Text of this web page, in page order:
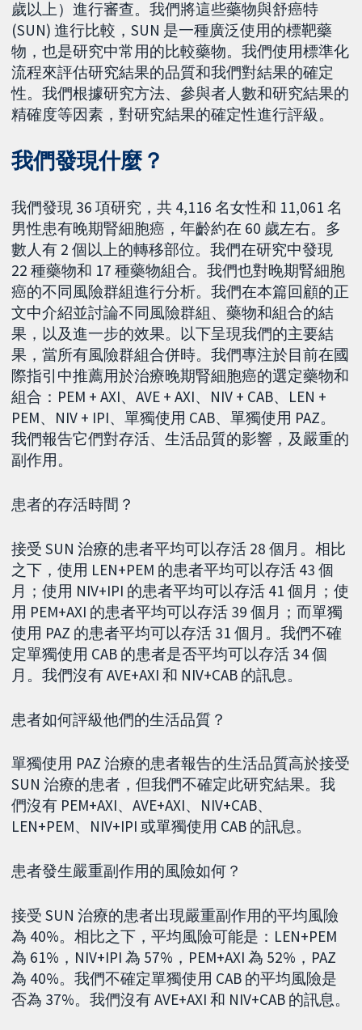
歲以上）進行審查。我們將這些藥物與舒癌特
(SUN) 進行比較，SUN 是一種廣泛使用的標靶藥
物，也是研究中常用的比較藥物。我們使用標準化
流程來評估研究結果的品質和我們對結果的確定
性。我們根據研究方法、參與者人數和研究結果的
精確度等因素，對研究結果的確定性進行評級。
我們發現什麼？
我們發現 36 項研究，共 4,116 名女性和 11,061 名
男性患有晚期腎細胞癌，年齡約在 60 歲左右。多
數人有 2 個以上的轉移部位。我們在研究中發現
22 種藥物和 17 種藥物組合。我們也對晚期腎細胞
癌的不同風險群組進行分析。我們在本篇回顧的正
文中介紹並討論不同風險群組、藥物和組合的結
果，以及進一步的效果。以下呈現我們的主要結
果，當所有風險群組合併時。我們專注於目前在國
際指引中推薦用於治療晚期腎細胞癌的選定藥物和
組合：PEM + AXI、AVE + AXI、NIV + CAB、LEN +
PEM、NIV + IPI、單獨使用 CAB、單獨使用 PAZ。
我們報告它們對存活、生活品質的影響，及嚴重的
副作用。
患者的存活時間？
接受 SUN 治療的患者平均可以存活 28 個月。相比
之下，使用 LEN+PEM 的患者平均可以存活 43 個
月；使用 NIV+IPI 的患者平均可以存活 41 個月；使
用 PEM+AXI 的患者平均可以存活 39 個月；而單獨
使用 PAZ 的患者平均可以存活 31 個月。我們不確
定單獨使用 CAB 的患者是否平均可以存活 34 個
月。我們沒有 AVE+AXI 和 NIV+CAB 的訊息。
患者如何評級他們的生活品質？
單獨使用 PAZ 治療的患者報告的生活品質高於接受
SUN 治療的患者，但我們不確定此研究結果。我
們沒有 PEM+AXI、AVE+AXI、NIV+CAB、
LEN+PEM、NIV+IPI 或單獨使用 CAB 的訊息。
患者發生嚴重副作用的風險如何？
接受 SUN 治療的患者出現嚴重副作用的平均風險
為 40%。相比之下，平均風險可能是：LEN+PEM
為 61%，NIV+IPI 為 57%，PEM+AXI 為 52%，PAZ
為 40%。我們不確定單獨使用 CAB 的平均風險是
否為 37%。我們沒有 AVE+AXI 和 NIV+CAB 的訊息。